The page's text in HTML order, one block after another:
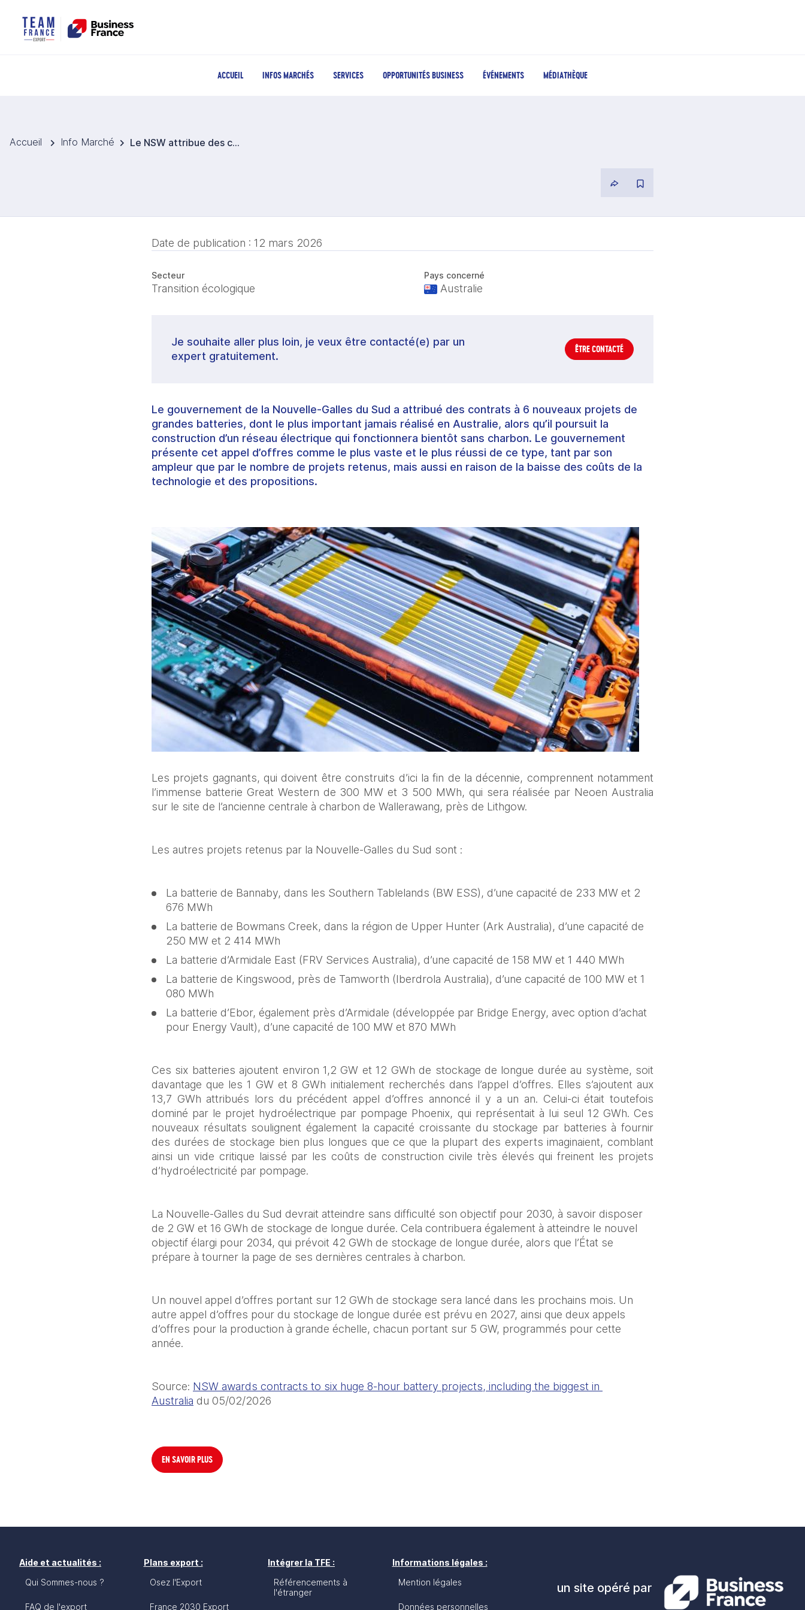
ACCUEIL INFOS MARCHÉS SERVICES OPPORTUNITÉS BUSINESS ÉVÉNEMENTS MÉDIATHÈQUE
Accueil Info Marché Le NSW attribue des contrats à 6 immenses projets de batteries de 8 heures, dont le plus grand d’Australie
Date de publication : 12 mars 2026
Secteur
Transition écologique
Pays concerné
Australie
Je souhaite aller plus loin, je veux être contacté(e) par un
expert gratuitement.
ÊTRE CONTACTÉ
Le gouvernement de la Nouvelle-Galles du Sud a attribué des contrats à 6 nouveaux projets de
grandes batteries, dont le plus important jamais réalisé en Australie, alors qu’il poursuit la
construction d’un réseau électrique qui fonctionnera bientôt sans charbon. Le gouvernement
présente cet appel d’offres comme le plus vaste et le plus réussi de ce type, tant par son
ampleur que par le nombre de projets retenus, mais aussi en raison de la baisse des coûts de la
technologie et des propositions.
Les projets gagnants, qui doivent être construits d’ici la fin de la décennie, comprennent notamment
l’immense batterie Great Western de 300 MW et 3 500 MWh, qui sera réalisée par Neoen Australia
sur le site de l’ancienne centrale à charbon de Wallerawang, près de Lithgow.
Les autres projets retenus par la Nouvelle‑Galles du Sud sont :
La batterie de Bannaby, dans les Southern Tablelands (BW ESS), d’une capacité de 233 MW et 2
676 MWh
La batterie de Bowmans Creek, dans la région de Upper Hunter (Ark Australia), d’une capacité de
250 MW et 2 414 MWh
La batterie d’Armidale East (FRV Services Australia), d’une capacité de 158 MW et 1 440 MWh
La batterie de Kingswood, près de Tamworth (Iberdrola Australia), d’une capacité de 100 MW et 1
080 MWh
La batterie d’Ebor, également près d’Armidale (développée par Bridge Energy, avec option d’achat
pour Energy Vault), d’une capacité de 100 MW et 870 MWh
Ces six batteries ajoutent environ 1,2 GW et 12 GWh de stockage de longue durée au système, soit
davantage que les 1 GW et 8 GWh initialement recherchés dans l’appel d’offres. Elles s’ajoutent aux
13,7 GWh attribués lors du précédent appel d’offres annoncé il y a un an. Celui‑ci était toutefois
dominé par le projet hydroélectrique par pompage Phoenix, qui représentait à lui seul 12 GWh. Ces
nouveaux résultats soulignent également la capacité croissante du stockage par batteries à fournir
des durées de stockage bien plus longues que ce que la plupart des experts imaginaient, comblant
ainsi un vide critique laissé par les coûts de construction civile très élevés qui freinent les projets
d’hydroélectricité par pompage.
La Nouvelle‑Galles du Sud devrait atteindre sans difficulté son objectif pour 2030, à savoir disposer
de 2 GW et 16 GWh de stockage de longue durée. Cela contribuera également à atteindre le nouvel
objectif élargi pour 2034, qui prévoit 42 GWh de stockage de longue durée, alors que l’État se
prépare à tourner la page de ses dernières centrales à charbon.
Un nouvel appel d’offres portant sur 12 GWh de stockage sera lancé dans les prochains mois. Un
autre appel d’offres pour du stockage de longue durée est prévu en 2027, ainsi que deux appels
d’offres pour la production à grande échelle, chacun portant sur 5 GW, programmés pour cette
année.
Source: NSW awards contracts to six huge 8-hour battery projects, including the biggest in
Australia du 05/02/2026
EN SAVOIR PLUS
Aide et actualités :
Qui Sommes-nous ?
FAQ de l'export
Plans export :
Osez l'Export
France 2030 Export
Intégrer la TFE :
Référencements à
l'étranger
Informations légales :
Mention légales
Données personnelles
un site opéré par